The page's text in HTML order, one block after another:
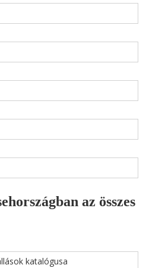
az összes
katalógusa